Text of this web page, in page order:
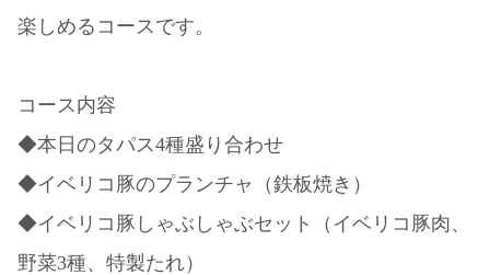
楽しめるコースです。
コース内容
◆本日のタパス4種盛り合わせ
◆イベリコ豚のプランチャ（鉄板焼き）
◆イベリコ豚しゃぶしゃぶセット（イベリコ豚肉、
野菜3種、特製たれ）